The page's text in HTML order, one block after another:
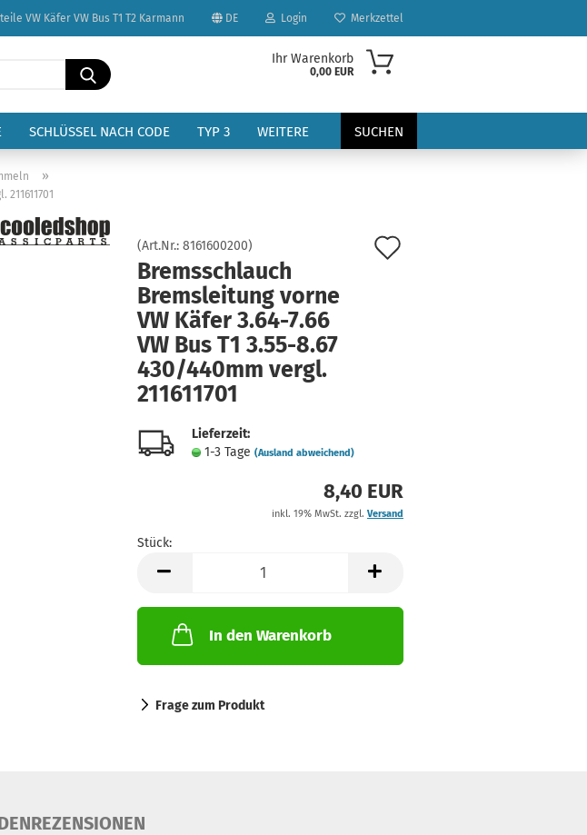
VW Käfer VW Bus T1 T2 Karmann DE
Sprache auswählen
Lieferland
Login
Konto erstellen
Passwort vergessen?
Merkzettel
Suche...
Ihr Warenkorb
0,00 EUR
SCHLÜSSEL NACH CODE TYP 3 SUCHEN
WEITERE
»
(Art.Nr.: 8161600200)
Bremsschlauch
Bremsleitung vorne
VW Käfer 3.64-7.66
VW Bus T1 3.55-8.67
430/440mm vergl.
211611701
Lieferzeit:
1-3 Tage (Ausland abweichend)
8,40 EUR
inkl. 19% MwSt. zzgl. Versand
Stück:
Stück
In den Warenkorb
Frage zum Produkt